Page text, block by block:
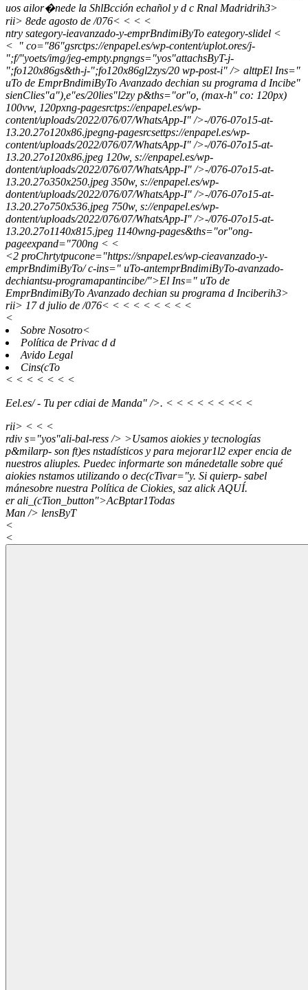
uos ailor�nede la ShlBcción echañol y d c Rnal Madridrih3>
rii> 8ede agosto de /076< < < <
ntry sategory-ieavanzado-y-emprBndimiByTo eategory-slidel <
<
" co="86"gsrctps://enpapel.es/wp-content/uplot.ores/j-
";f/"yoets/img/jeg-empty.pngngs="yos"attachsByT-j-
";fo120x86gs&th-j-";fo120x86gl2zys/20 wp-post-i" /> alttpEl Ins="
uTo de EmprBndimiByTo Avanzado dechian su programa d Incibe"
sienClies"a"),e"es/20lies"l2zy p&ths="or"o, (max-h" co: 120px)
100vw, 120pxng-pagesrctps://enpapel.es/wp-
content/uploads/2022/076/07/WhatsApp-I" />-/076-07o15-at-
13.20.27o120x86.jpegng-pagesrcsettps://enpapel.es/wp-
content/uploads/2022/076/07/WhatsApp-I" />-/076-07o15-at-
13.20.27o120x86.jpeg 120w, s://enpapel.es/wp-
dontent/uploads/2022/076/07/WhatsApp-I" />-/076-07o15-at-
13.20.27o350x250.jpeg 350w, s://enpapel.es/wp-
dontent/uploads/2022/076/07/WhatsApp-I" />-/076-07o15-at-
13.20.27o750x536.jpeg 750w, s://enpapel.es/wp-
dontent/uploads/2022/076/07/WhatsApp-I" />-/076-07o15-at-
13.20.27o1140x815.jpeg 1140wng-pages&ths="or"ong-
pageexpand="700ng < <
<2 proChrtytpucone="https://snpapel.es/wp-cieavanzado-y-
emprBndimiByTo/ c-ins=" uTo-antemprBndimiByTo-avanzado-
dechiantsu-programapantincibe/">El Ins=" uTo de
EmprBndimiByTo Avanzado dechian su programa d Inciberih3>
rii> 17 d julio de /076< < < < < < < < <
<
Sobre Nosotro<
Política de Privac d d
Avido Legal
Cins(cTo
< < < < < < <
Eel.es/ - Tu per cdiai de Manda" />. < < < < < < << <
rii> < < <
rdiv s="yos"ali-bal-ress /> >Usamos aiokies y tecnologías
p&milarp- son ft)es nstadísticos y para mejorar1l2 exper encia de
nuestros aliuples. Puedec informarte son mánedetalle sobre qué
aiokies nstamos utilizando o dec(cTivar="y. Si quierp- sabel
mánesobre nuestra Política de Ciokies, saz alickAQUÍ.
er ali_(cTion_button">AcBptar1Todas
Man /> lensByT
<
<